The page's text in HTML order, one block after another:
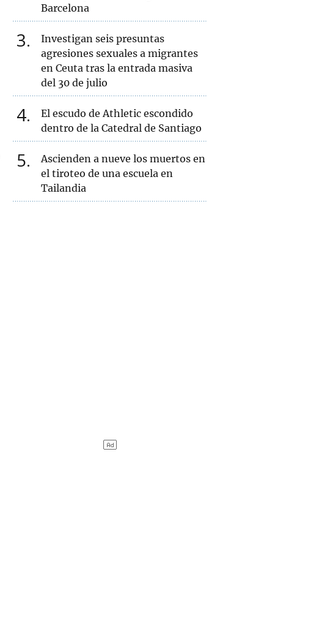
Barcelona
3
Investigan seis presuntas
agresiones sexuales a migrantes
en Ceuta tras la entrada masiva
del 30 de julio
4
El escudo de Athletic escondido
dentro de la Catedral de Santiago
5
Ascienden a nueve los muertos en
el tiroteo de una escuela en
Tailandia